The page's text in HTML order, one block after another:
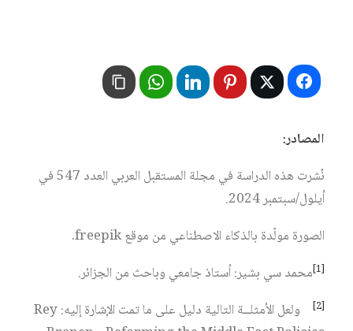
المصادر:
نُشرت هذه الدراسة في مجلة المستقبل العربي العدد 547 في
أيلول/سبتمبر 2024.
الصورة مولّدة بالذكاء الاصطناعي من موقع freepik.
[1] محمد سي بشير: أستاذ جامعي وباحث من الجزائر.
[2]
ولعل الأمثلــة التالية دليل على ما تمت الإشارة إليه: Rey